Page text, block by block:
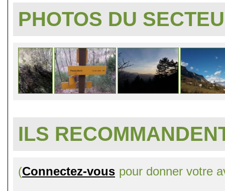
PHOTOS DU
ILS
(Connectez-vous pour donner votre